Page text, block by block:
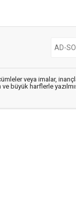
veya imalar,
büyük harflerle